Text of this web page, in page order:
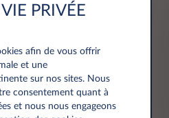
PRIVÉE
afin de vous offrir
et une
sur nos sites. Nous
consentement quant à
et nous nous engageons